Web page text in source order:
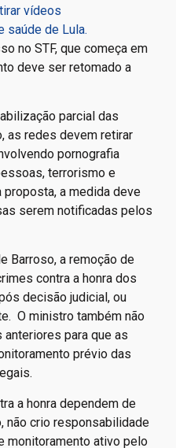
vídeos
saúde de Lula.
no STF, que começa em
deve ser retomado a
parcial das
as redes devem retirar
pornografia
terrorismo e
a medida deve
serem notificadas pelos
Barroso, a remoção de
contra a honra dos
decisão judicial, ou
O ministro também não
para que as
prévio das
a honra dependem de
não crio responsabilidade
monitoramento ativo pelo